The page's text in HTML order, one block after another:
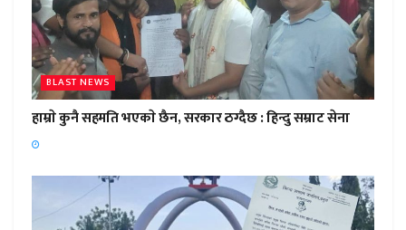
BLAST NEWS
हाम्राे कुनै सहमति भएकाे छैन, सरकार ठग्दैछ : हिन्दु सम्राट सेना